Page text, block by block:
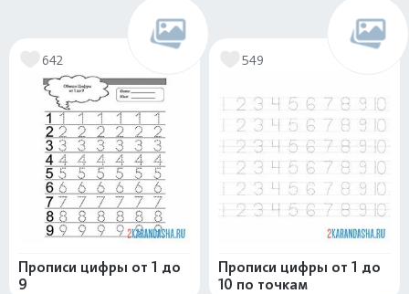
642
Прописи цифры от 1 до
9
549
Прописи цифры от 1 до
10 по точкам